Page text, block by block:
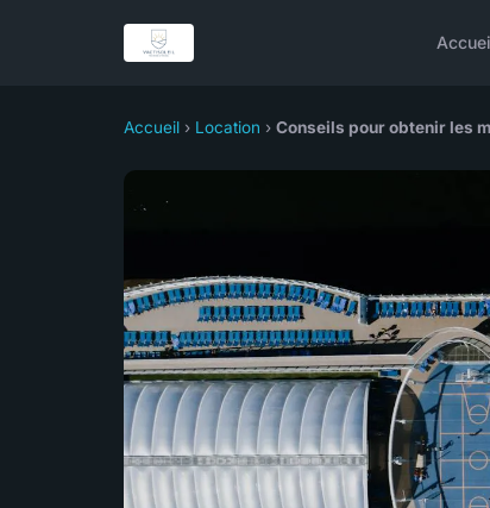
Accueil › Location › Conseils pour obtenir les